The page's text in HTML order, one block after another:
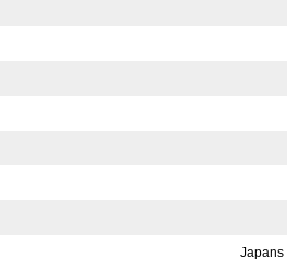
Japans